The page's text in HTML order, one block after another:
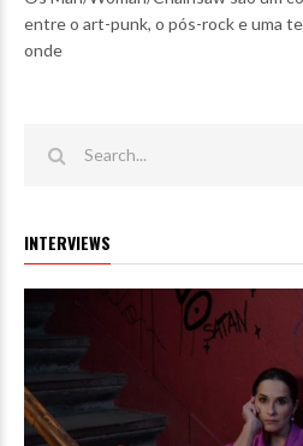
entre o art-punk, o pós-rock e uma
onde
INTERVIEWS